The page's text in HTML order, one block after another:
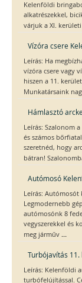
Kelenföldi
alkatrészekkel,
várjuk a XI.
Vízóra csere
Leírás: Ha
vízóra csere vagy
hiszen a 11.
Munkatársaink
Hámlasztó
Leírás: Szalonom
és számos
szeretnéd, hogy
bátran!
Autómosó
Leírás: Autómosót
Legmodernebb
autómosónk 8
vegyszerekkel és
meg járműv ...
Turbójavítás 11.
Leírás: Kelenföldi
turbófelújítással.